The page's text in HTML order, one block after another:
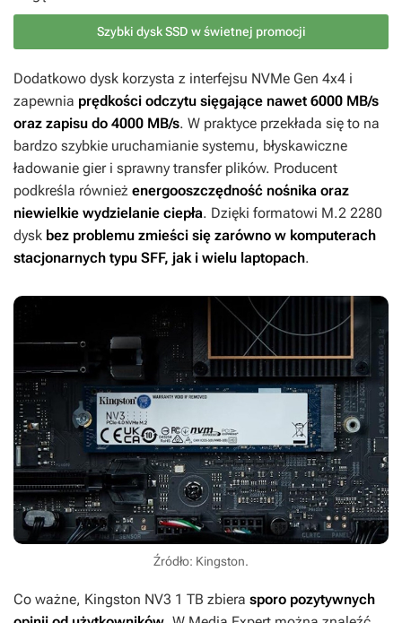
Szybki dysk SSD w świetnej promocji
Dodatkowo dysk korzysta z interfejsu NVMe Gen 4x4 i
zapewnia prędkości odczytu sięgające nawet 6000 MB/s
oraz zapisu do 4000 MB/s. W praktyce przekłada się to na
bardzo szybkie uruchamianie systemu, błyskawiczne
ładowanie gier i sprawny transfer plików. Producent
podkreśla również energooszczędność nośnika oraz
niewielkie wydzielanie ciepła. Dzięki formatowi M.2 2280
dysk bez problemu zmieści się zarówno w komputerach
stacjonarnych typu SFF, jak i wielu laptopach.
Źródło: Kingston.
Co ważne, Kingston NV3 1 TB zbiera sporo pozytywnych